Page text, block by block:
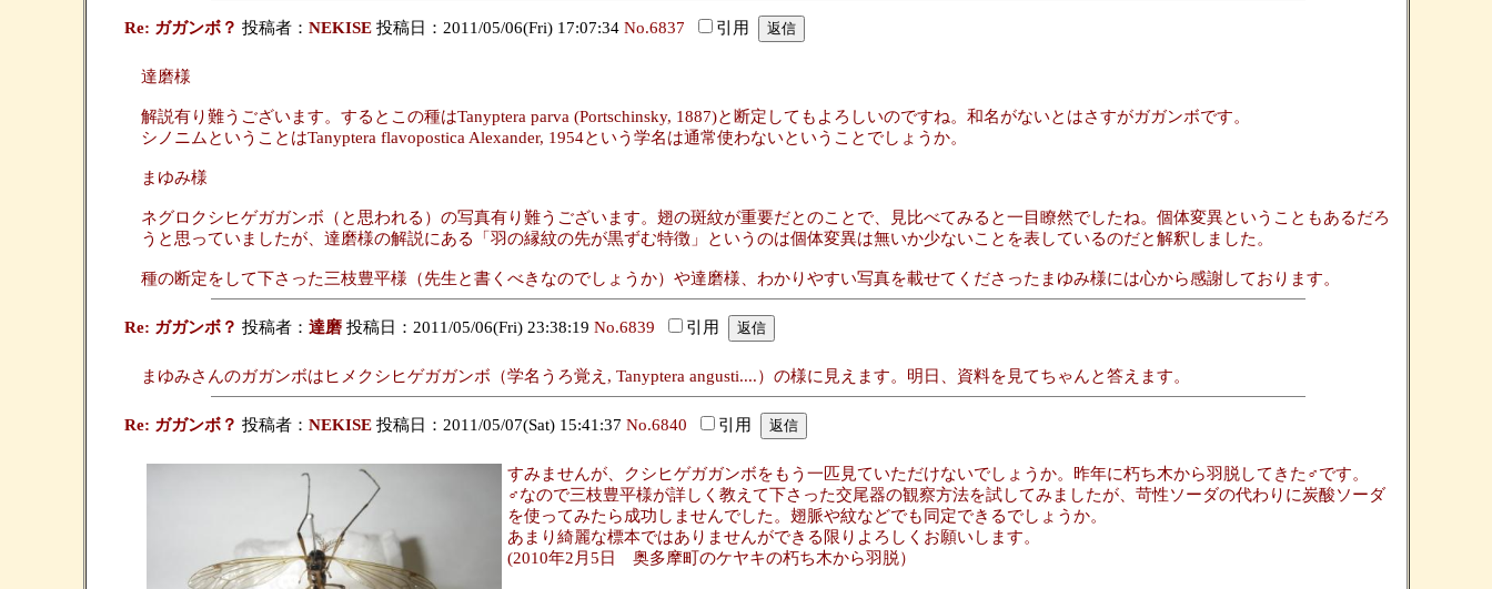
Re: ガガンボ？ 投稿者： NEKISE投稿日：2011/05/06(Fri) 17:07:34 No.6837 引用
達磨様
解説有り難うございます。するとこの種はTanyptera parva (Portschinsky, 1887)と断定してもよろしいのですね。和名がないとはさすがガガンボです。
シノニムということはTanyptera flavopostica Alexander, 1954という学名は通常使わないということでしょうか。
まゆみ様
ネグロクシヒゲガガンボ（と思われる）の写真有り難うございます。翅の斑紋が重要だとのことで、見比べてみると一目瞭然でしたね。個体変異ということもあるだろ
うと思っていましたが、達磨様の解説にある「羽の縁紋の先が黒ずむ特徴」というのは個体変異は無いか少ないことを表しているのだと解釈しました。
種の断定をして下さった三枝豊平様（先生と書くべきなのでしょうか）や達磨様、わかりやすい写真を載せてくださったまゆみ様には心から感謝しております。
Re: ガガンボ？ 投稿者： 達磨投稿日：2011/05/06(Fri) 23:38:19 No.6839 引用
まゆみさんのガガンボはヒメクシヒゲガガンボ（学名うろ覚え, Tanyptera angusti....）の様に見えます。明日、資料を見てちゃんと答えます。
Re: ガガンボ？ 投稿者： NEKISE投稿日：2011/05/07(Sat) 15:41:37 No.6840 引用
すみませんが、クシヒゲガガンボをもう一匹見ていただけないでしょうか。昨年に朽ち木から羽脱してきた♂です。
♂なので三枝豊平様が詳しく教えて下さった交尾器の観察方法を試してみましたが、苛性ソーダの代わりに炭酸ソーダ
を使ってみたら成功しませんでした。翅脈や紋などでも同定できるでしょうか。
あまり綺麗な標本ではありませんができる限りよろしくお願いします。
(2010年2月5日 奥多摩町のケヤキの朽ち木から羽脱）